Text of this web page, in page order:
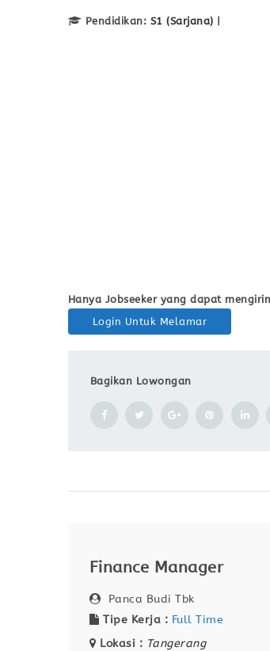
Pendidikan: S1 (Sarjana) |
Hanya Jobseeker yang dapat
Login Untuk Melamar
Bagikan Lowongan
Finance Manager
Panca Budi Tbk
Tipe Kerja : Full Time
Lokasi : Tangerang